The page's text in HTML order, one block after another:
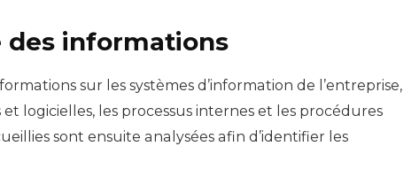
des informations
sur les systèmes d’information de l’entreprise,
logicielles, les processus internes et les procédures
sont ensuite analysées afin d’identifier les